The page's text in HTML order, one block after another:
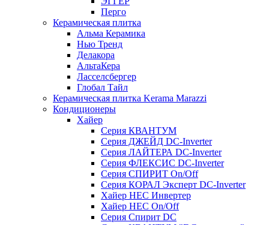
Перго
Керамическая плитка
Альма Керамика
Нью Тренд
Делакора
АльтаКера
Ласселсбергер
Глобал Тайл
Керамическая плитка Kerama Marazzi
Кондиционеры
Хайер
Серия КВАНТУМ
Серия ДЖЕЙД DC-Inverter
Серия ЛАЙТЕРА DC-Inverter
Серия ФЛЕКСИС DC-Inverter
Серия СПИРИТ On/Off
Серия КОРАЛ Эксперт DC-Inverter
Хайер HEC Инвертер
Хайер HEC On/Off
Серия Спирит DC